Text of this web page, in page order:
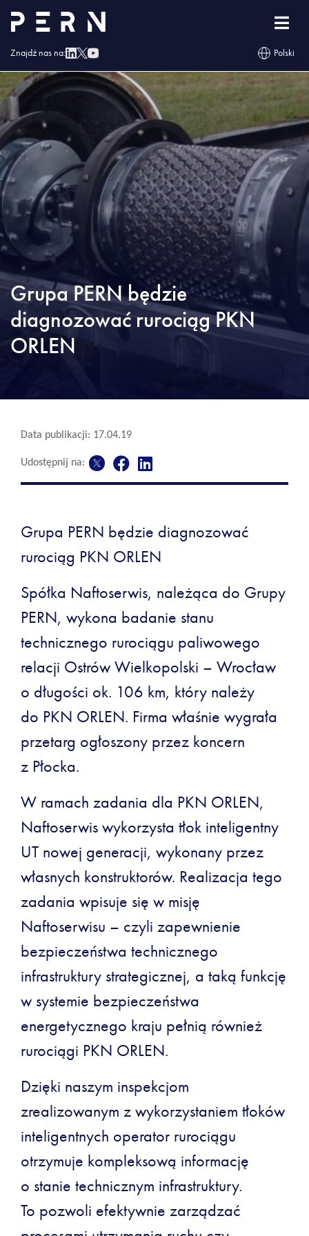
Znajdź nas na: Polski
Strona główna »Blog »Grupa PERN będzie diagnozować rurociąg PKN ORLEN
Grupa PERN będzie
diagnozować rurociąg PKN
ORLEN
Data publikacji: 17.04.19
Udostępnij na:
Grupa PERN będzie diagnozować
rurociąg PKN ORLEN
Spółka Naftoserwis, należąca do Grupy
PERN, wykona badanie stanu
technicznego rurociągu paliwowego
relacji Ostrów Wielkopolski – Wrocław
o długości ok. 106 km, który należy
do PKN ORLEN. Firma właśnie wygrała
przetarg ogłoszony przez koncern
z Płocka.
W ramach zadania dla PKN ORLEN,
Naftoserwis wykorzysta tłok inteligentny
UT nowej generacji, wykonany przez
własnych konstruktorów. Realizacja tego
zadania wpisuje się w misję
Naftoserwisu – czyli zapewnienie
bezpieczeństwa technicznego
infrastruktury strategicznej, a taką funkcję
w systemie bezpieczeństwa
energetycznego kraju pełnią również
rurociągi PKN ORLEN.
Dzięki naszym inspekcjom
zrealizowanym z wykorzystaniem tłoków
inteligentnych operator rurociągu
otrzymuje kompleksową informację
o stanie technicznym infrastruktury.
To pozwoli efektywnie zarządzać